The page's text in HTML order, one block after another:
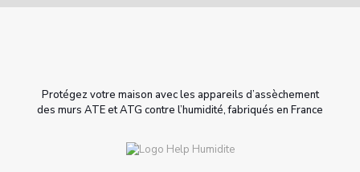
Protégez votre maison avec les appareils d’assèchement
des murs ATE et ATG contre l’humidité, fabriqués en France